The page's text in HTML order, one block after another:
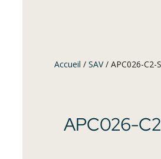
Accueil /SAV/ APC026-C2-
APC026-